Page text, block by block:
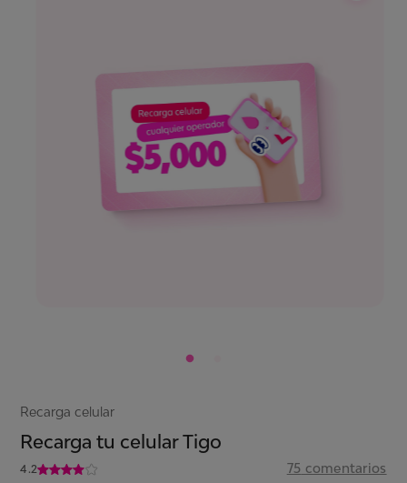
Recarga celular
Recarga tu celular Tigo
4.2 75 comentarios